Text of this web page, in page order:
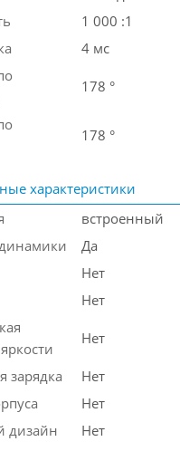
1 000 :1
4 мс
178 °
178 °
характеристики
встроенный
Да
Нет
Нет
Нет
зарядка
Нет
Нет
дизайн
Нет